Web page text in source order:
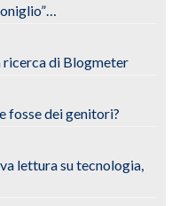
ricerca di Blogmeter
fosse dei genitori?
lettura su tecnologia,